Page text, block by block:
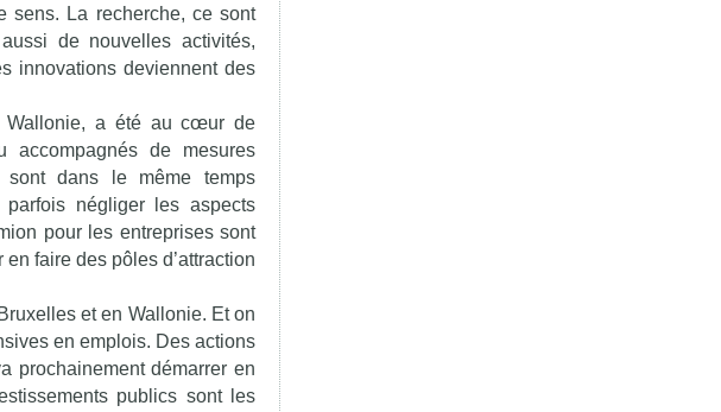
sens. La recherche, ce sont
de nouvelles activités,
innovations deviennent des
Wallonie, a été au cœur de
accompagnés de mesures
sont dans le même temps
négliger les aspects
pour les entreprises sont
faire des pôles d’attraction
et en Wallonie. Et on
en emplois. Des actions
prochainement démarrer en
publics sont les